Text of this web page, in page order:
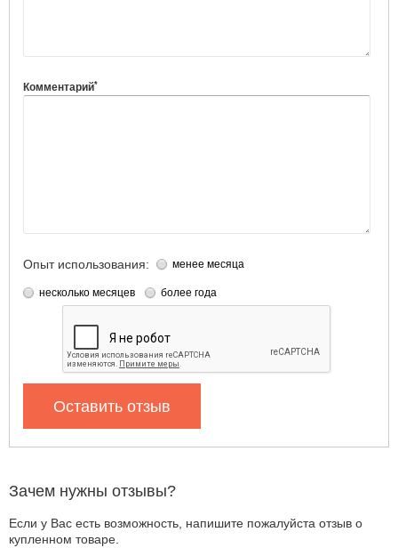
Комментарий*
Опыт использования: менее месяца
несколько месяцев более года
Оставить отзыв
Зачем нужны отзывы?
Если у Вас есть возможность, напишите пожалуйста отзыв о
купленном товаре.